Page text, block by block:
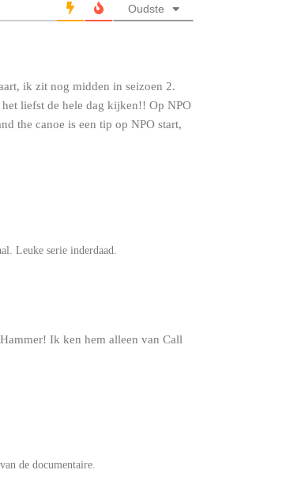
Oudste
ik zit nog midden in seizoen 2.
liefst de hele dag kijken!! Op NPO
the canoe is een tip op NPO start,
Leuke serie inderdaad.
Ik ken hem alleen van Call
de documentaire.